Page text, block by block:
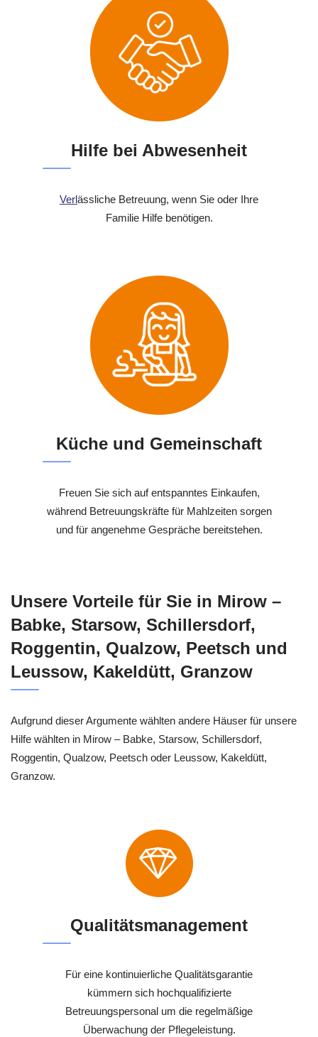
Hilfe bei Abwesenheit
Verlässliche Betreuung, wenn Sie oder Ihre
Familie Hilfe benötigen.
Küche und Gemeinschaft
Freuen Sie sich auf entspanntes Einkaufen,
während Betreuungskräfte für Mahlzeiten sorgen
und für angenehme Gespräche bereitstehen.
Unsere Vorteile für Sie in Mirow –
Babke, Starsow, Schillersdorf,
Roggentin, Qualzow, Peetsch und
Leussow, Kakeldütt, Granzow
Aufgrund dieser Argumente wählten andere Häuser für unsere
Hilfe wählten in Mirow – Babke, Starsow, Schillersdorf,
Roggentin, Qualzow, Peetsch oder Leussow, Kakeldütt,
Granzow.
Qualitätsmanagement
Für eine kontinuierliche Qualitätsgarantie
kümmern sich hochqualifizierte
Betreuungspersonal um die regelmäßige
Überwachung der Pflegeleistung.